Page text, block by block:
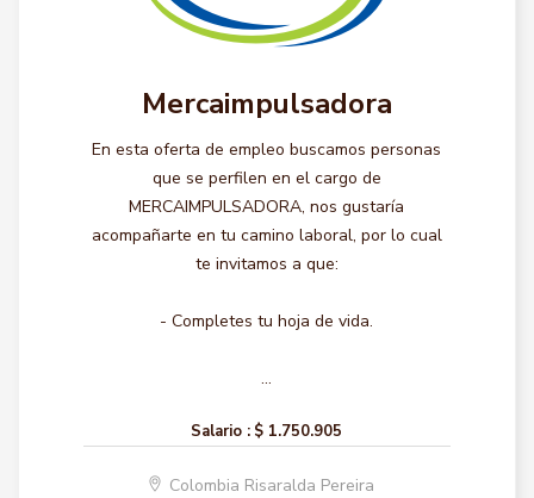
Mercaimpulsadora
En esta oferta de empleo buscamos personas
que se perfilen en el cargo de
MERCAIMPULSADORA, nos gustaría
acompañarte en tu camino laboral, por lo cual
te invitamos a que:
- Completes tu hoja de vida.
...
Salario : $ 1.750.905
Colombia Risaralda Pereira